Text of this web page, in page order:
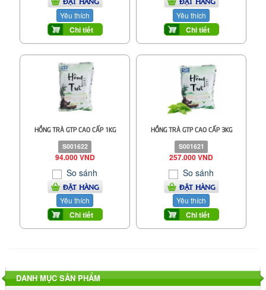
Yêu thích
Chi tiết
Yêu thích
Chi tiết
HỒNG TRÀ GTP CAO CẤP 1KG
S001622
94.000 VND
So sánh
ĐẶT HÀNG
Yêu thích
Chi tiết
HỒNG TRÀ GTP CAO CẤP 3KG
S001621
257.000 VND
So sánh
ĐẶT HÀNG
Yêu thích
Chi tiết
DANH MỤC SẢN PHẨM